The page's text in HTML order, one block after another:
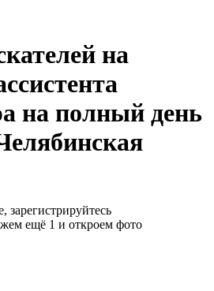
на
на полный день
зарегистрируйтесь
ещё 1 и откроем фото